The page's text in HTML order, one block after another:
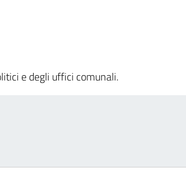
e degli uffici comunali.